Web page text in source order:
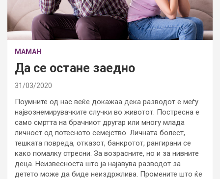
МАМАН
Да се остане заедно
31/03/2020
Поумните од нас веќе докажаа дека разводот е меѓу
највознемирувачките случки во животот. Постресна е
само смртта на брачниот другар или многу млада
личност од потесното семејство. Личната болест,
тешката повреда, отказот, банкротот, рангирани се
како помалку стресни. За возрасните, но и за нивните
деца. Неизвесноста што ја најавува разводот за
детето може да биде неиздржлива. Промените што ќе